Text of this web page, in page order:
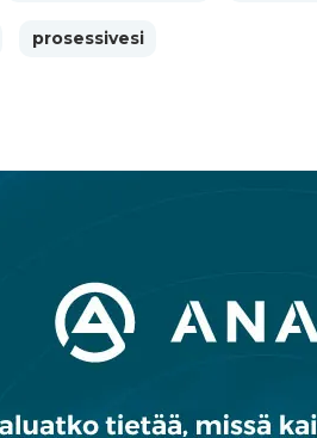
prosessivesi